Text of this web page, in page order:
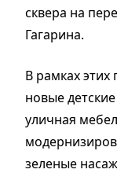
сквера на
Гагарина.
В рамках
новые
уличная
зеленые